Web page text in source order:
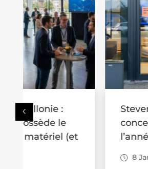
Steveny élu meilleur
concessionnaire
l’année